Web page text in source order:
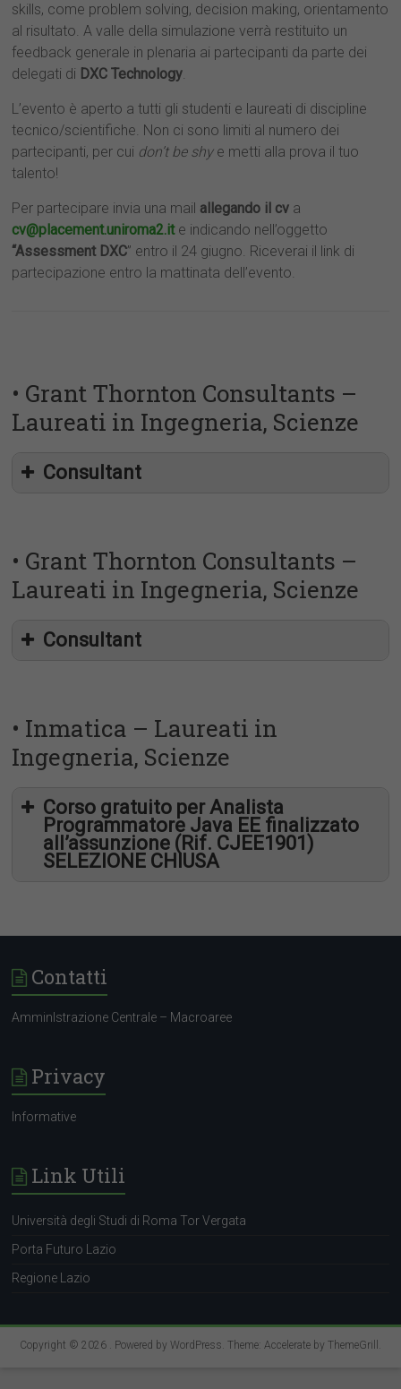
skills, come problem solving, decision making, orientamento
al risultato. A valle della simulazione verrà restituito un
feedback generale in plenaria ai partecipanti da parte dei
delegati di DXC Technology.
L’evento è aperto a tutti gli studenti e laureati di discipline
tecnico/scientifiche. Non ci sono limiti al numero dei
partecipanti, per cui don’t be shye metti alla prova il tuo
talento!
Per partecipare invia una mail allegando il cv a
cv@placement.uniroma2.ite indicando nell’oggetto
“Assessment DXC” entro il 24 giugno. Riceverai il link di
partecipazione entro la mattinata dell’evento.
• Grant Thornton Consultants –
Laureati in Ingegneria, Scienze
Consultant
• Grant Thornton Consultants –
Laureati in Ingegneria, Scienze
Consultant
• Inmatica – Laureati in
Ingegneria, Scienze
Corso gratuito per Analista
Programmatore Java EE finalizzato
all’assunzione (Rif. CJEE1901)
SELEZIONE CHIUSA
(Enterprise Edition)
Contatti
AmminIstrazione Centrale – Macroaree
Privacy
Informative
Link Utili
Università degli Studi di Roma Tor Vergata
Porta Futuro Lazio
Regione Lazio
Copyright © 2026 . Powered by WordPress. Theme: Accelerate by ThemeGrill .